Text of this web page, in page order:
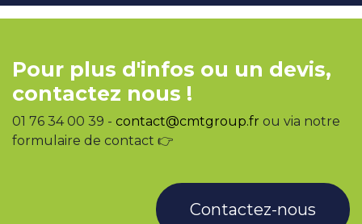
Pour plus d'infos ou un devis,
contactez nous !
01 76 34 00 39 - contact@cmtgroup.fr ou via notre
formulaire de contact 👉
Contactez-nous